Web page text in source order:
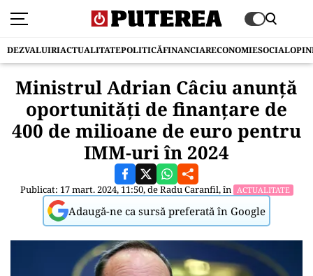
DEZVALUIRIACTUALITATEPOLITICĂFINANCIARECONOMIESOCIAL
Ministrul Adrian Câciu anunță
oportunități de finanțare de
400 de milioane de euro pentru
IMM-uri în 2024
Publicat: 17 mart. 2024, 11:50, deRadu Caranfil, în ACTUALITATE
Adaugă-ne ca sursă preferată în Google